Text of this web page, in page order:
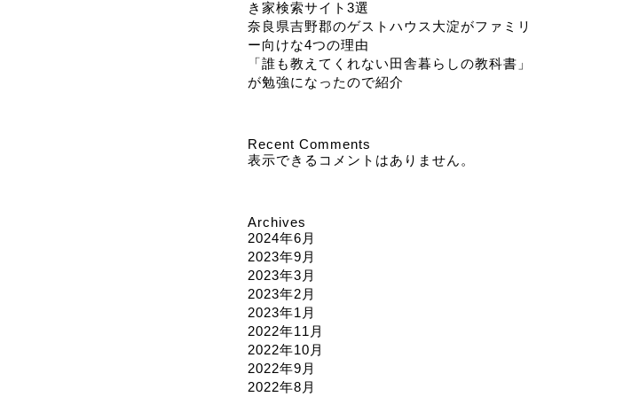
き家検索サイト3選
奈良県吉野郡のゲストハウス大淀がファミリ
ー向けな4つの理由
「誰も教えてくれない田舎暮らしの教科書」
が勉強になったので紹介
Recent Comments
表示できるコメントはありません。
Archives
2024年6月
2023年9月
2023年3月
2023年2月
2023年1月
2022年11月
2022年10月
2022年9月
2022年8月